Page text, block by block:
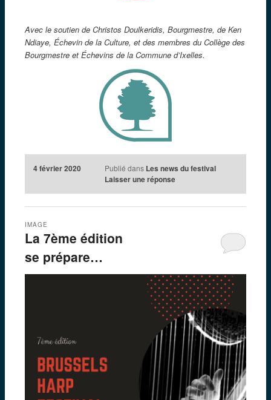
Avec le soutien de Christos Doulkeridis, Bourgmestre, de Ken
Ndiaye, Échevin de la Culture, et des membres du Collège des
Bourgmestre et Échevins de la Commune d’Ixelles.
4 février 2020 Publié dans Les news du festival
Laisser une réponse
La 7ème édition
se prépare…
IMAGE